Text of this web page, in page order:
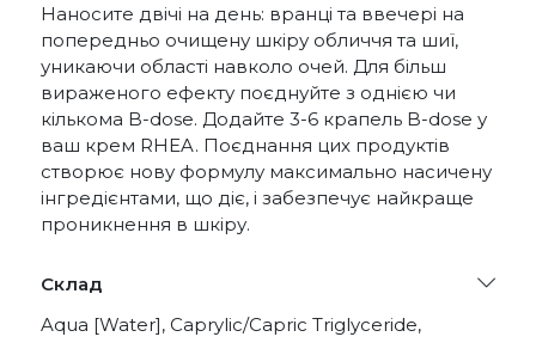
Наносите двічі на день: вранці та ввечері на
попередньо очищену шкіру обличчя та шиї,
уникаючи області навколо очей. Для більш
вираженого ефекту поєднуйте з однією чи
кількома B-dose. Додайте 3-6 крапель B-dose у
ваш крем RHEA. Поєднання цих продуктів
створює нову формулу максимально насичену
інгредієнтами, що діє, і забезпечує найкраще
проникнення в шкіру.
Склад
Aqua [Water], Caprylic/Capric Triglyceride,